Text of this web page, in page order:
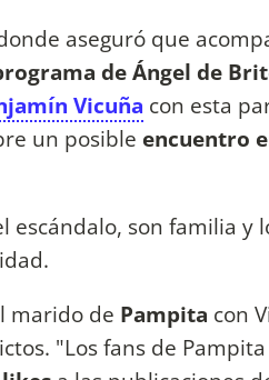
aseguró que
de Ángel de
Vicuña con esta
un posible encuentro
escándalo, son familia y
marido de Pampita con
"Los fans de